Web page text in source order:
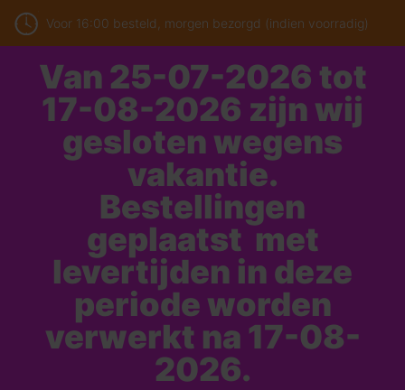
Voor 16:00 besteld, morgen bezorgd (indien voorradig)
Van 25-07-2026 tot
17-08-2026 zijn wij
gesloten wegens
vakantie.
Bestellingen
geplaatst met
levertijden in deze
periode worden
verwerkt na 17-08-
2026.